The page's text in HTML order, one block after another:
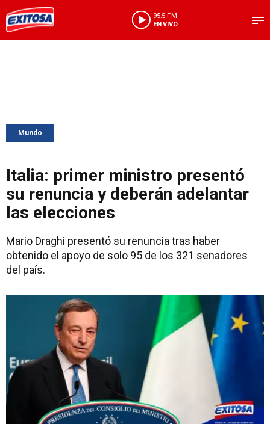
95.5 FM
EN VIVO
Mundo
Italia: primer ministro presentó
su renuncia y deberán adelantar
las elecciones
Mario Draghi presentó su renuncia tras haber
obtenido el apoyo de solo 95 de los 321 senadores
del país.